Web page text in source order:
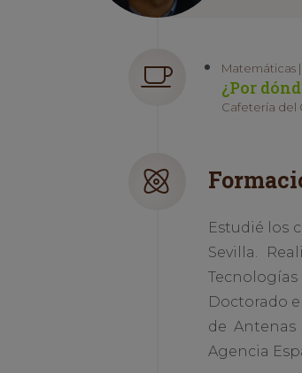
Matemáticas
¿Por
Cafetería del
Estudié los
Sevilla.
Doctorado
de
Agencia